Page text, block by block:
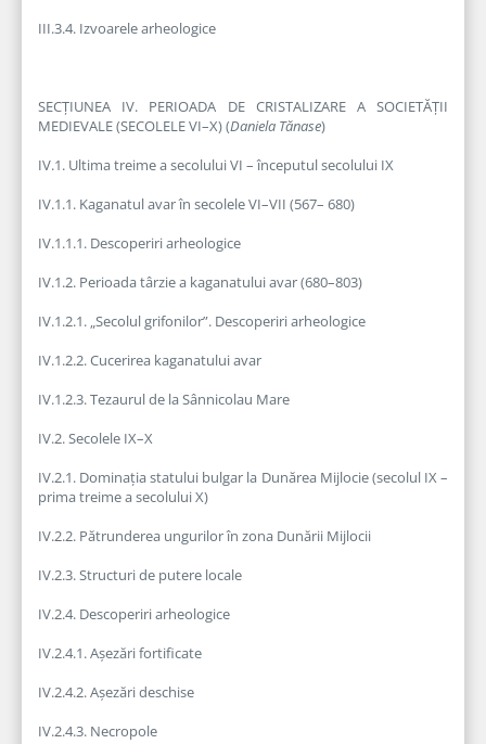
III.3.4. Izvoarele arheologice
SECȚIUNEA IV. PERIOADA DE CRISTALIZARE A SOCIETĂȚII
MEDIEVALE (SECOLELE VI–X) (Daniela Tănase)
IV.1. Ultima treime a secolului VI – începutul secolului IX
IV.1.1. Kaganatul avar în secolele VI–VII (567– 680)
IV.1.1.1. Descoperiri arheologice
IV.1.2. Perioada târzie a kaganatului avar (680–803)
IV.1.2.1. „Secolul grifonilor”. Descoperiri arheologice
IV.1.2.2. Cucerirea kaganatului avar
IV.1.2.3. Tezaurul de la Sânnicolau Mare
IV.2. Secolele IX–X
IV.2.1. Dominația statului bulgar la Dunărea Mijlocie (secolul IX –
prima treime a secolului X)
IV.2.2. Pătrunderea ungurilor în zona Dunării Mijlocii
IV.2.3. Structuri de putere locale
IV.2.4. Descoperiri arheologice
IV.2.4.1. Așezări fortificate
IV.2.4.2. Așezări deschise
IV.2.4.3. Necropole